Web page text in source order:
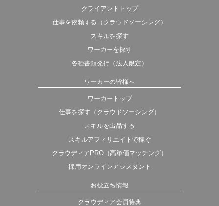
クライアントトップ
仕事を依頼する（クラウドソーシング）
スキルを探す
ワーカーを探す
各種書類発行（法人限定）
ワーカーの皆様へ
ワーカートップ
仕事を探す（クラウドソーシング）
スキルを出品する
スキルアフィリエイトで稼ぐ
クラウディアPRO（高単価マッチング）
採用オンラインアシスタント
お役立ち情報
クラウディア会員特典